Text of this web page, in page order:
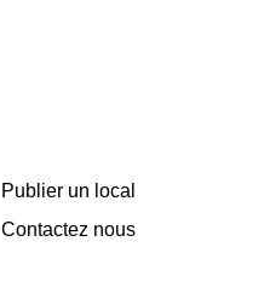
Publier un local
Contactez nous